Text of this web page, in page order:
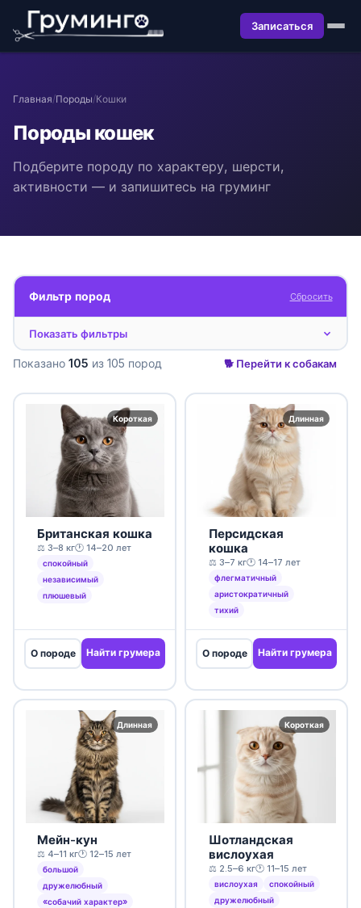
Записаться
Главная/Породы/Кошки
Породы кошек
Подберите породу по характеру, шерсти,
активности — и запишитесь на груминг
Фильтр пород Сбросить
Показать фильтры
Показано 105 из 105 пород 🐕 Перейти к собакам
Короткая
Британская кошка
⚖️ 3–8 кг🕐 14–20 лет
спокойный
независимый
плюшевый
О породе Найти грумера
Длинная
Персидская
кошка
⚖️ 3–7 кг🕐 14–17 лет
флегматичный
аристократичный
тихий
О породе Найти грумера
Длинная
Мейн-кун
⚖️ 4–11 кг🕐 12–15 лет
большой
дружелюбный
«собачий характер»
Короткая
Шотландская
вислоухая
⚖️ 2.5–6 кг🕐 11–15 лет
вислоухая
спокойный
дружелюбный